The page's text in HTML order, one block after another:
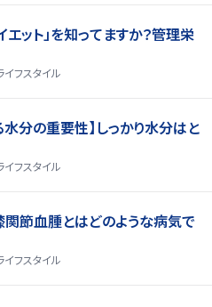
エット」を知ってますか？管理栄
イフスタイル
水分の重要性】しっかり水分はと
イフスタイル
関節血腫とはどのような病気で
イフスタイル